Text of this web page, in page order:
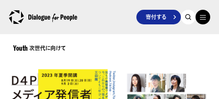
寄付する
Youth 次世代に向けて